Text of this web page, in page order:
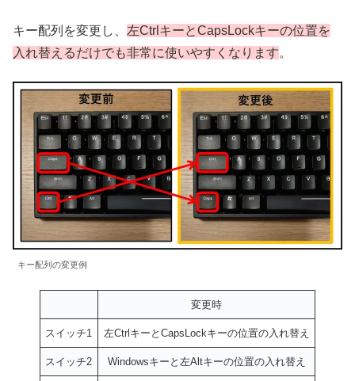
キー配列を変更し、 左CtrlキーとCapsLockキーの位置を
入れ替えるだけでも非常に使いやすくなります。
キー配列の変更例
変更時
スイッチ1 左CtrlキーとCapsLockキーの位置の入れ替え
スイッチ2 Windowsキーと左Altキーの位置の入れ替え